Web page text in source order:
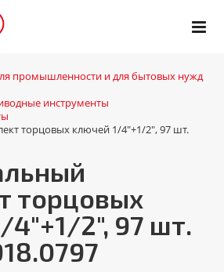
промышленности и для бытовых нужд
инструменты
торцовых ключей 1/4"+1/2", 97 шт.
торцовых
4"+1/2", 97 шт.